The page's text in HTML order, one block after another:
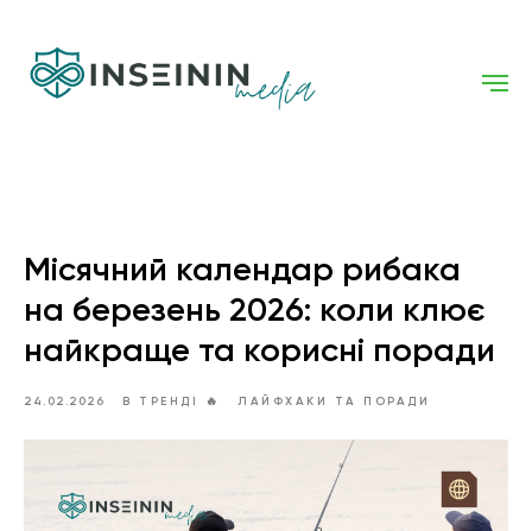
Місячний календар рибака
на березень 2026: коли клює
найкраще та корисні поради
24.02.2026 В ТРЕНДІ 🔥 ЛАЙФХАКИ ТА ПОРАДИ